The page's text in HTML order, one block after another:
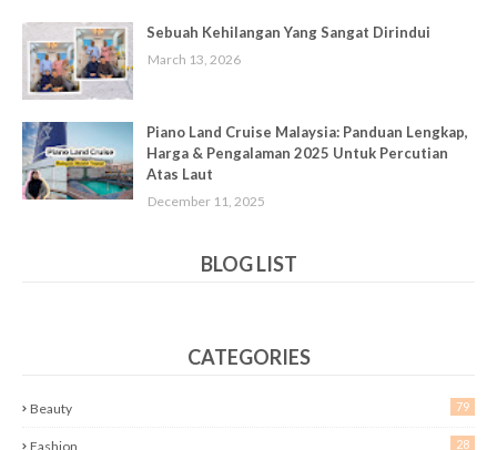
Sebuah Kehilangan Yang Sangat Dirindui
March 13, 2026
Piano Land Cruise Malaysia: Panduan Lengkap,
Harga & Pengalaman 2025 Untuk Percutian
Atas Laut
December 11, 2025
BLOG LIST
CATEGORIES
Beauty 79
Fashion 28